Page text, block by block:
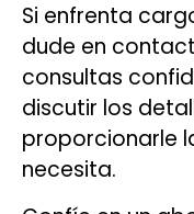
Si enfrenta
dude en
consultas
discutir los
proporcionarle
necesita.